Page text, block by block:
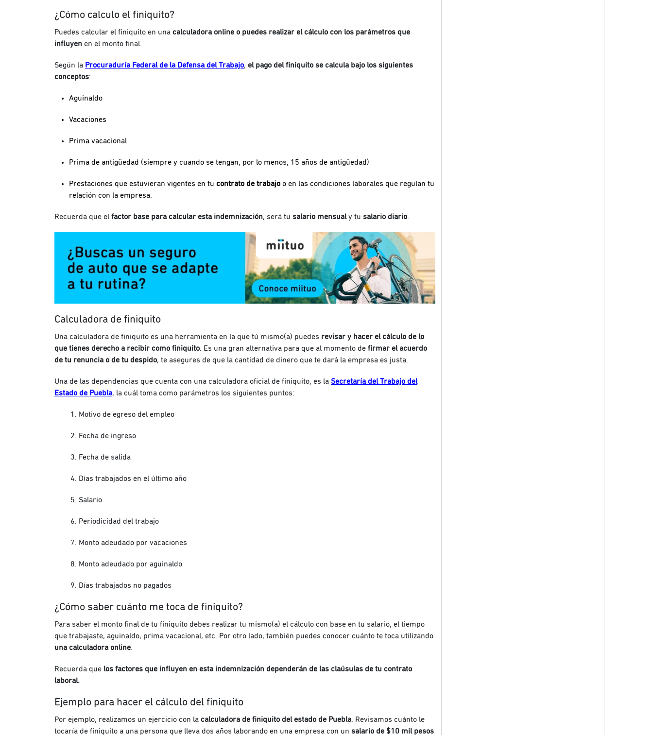
¿Cómo calculo el finiquito?
Puedes calcular el finiquito en una calculadora online o puedes realizar el cálculo con los parámetros que
influyen en el monto final.
Según la Procuraduría Federal de la Defensa del Trabajo, el pago del finiquito se calcula bajo los siguientes
conceptos:
Aguinaldo
Vacaciones
Prima vacacional
Prima de antigüedad (siempre y cuando se tengan, por lo menos, 15 años de antigüedad)
Prestaciones que estuvieran vigentes en tu contrato de trabajo o en las condiciones laborales que regulan tu
relación con la empresa.
Recuerda que el factor base para calcular esta indemnización, será tu salario mensualy tu salario diario.
Calculadora de finiquito
Una calculadora de finiquito es una herramienta en la que tú mismo(a) puedes revisar y hacer el cálculo de lo
que tienes derecho a recibir como finiquito. Es una gran alternativa para que al momento de firmar el acuerdo
de tu renuncia o de tu despido, te asegures de que la cantidad de dinero que te dará la empresa es justa.
Una de las dependencias que cuenta con una calculadora oficial de finiquito, es la Secretaría del Trabajo del
Estado de Puebla, la cuál toma como parámetros los siguientes puntos:
Motivo de egreso del empleo
Fecha de ingreso
Fecha de salida
Días trabajados en el último año
Salario
Periodicidad del trabajo
Monto adeudado por vacaciones
Monto adeudado por aguinaldo
Días trabajados no pagados
¿Cómo saber cuánto me toca de finiquito?
Para saber el monto final de tu finiquito debes realizar tu mismo(a) el cálculo con base en tu salario, el tiempo
que trabajaste, aguinaldo, prima vacacional, etc. Por otro lado, también puedes conocer cuánto te toca utilizando
una calculadora online.
Recuerda que los factores que influyen en esta indemnización dependerán de las claúsulas de tu contrato
laboral.
Ejemplo para hacer el cálculo del finiquito
Por ejemplo, realizamos un ejercicio con la calculadora de finiquito del estado de Puebla. Revisamos cuánto le
tocaría de finiquito a una persona que lleva dos años laborando en una empresa con un salario de $10 mil pesos